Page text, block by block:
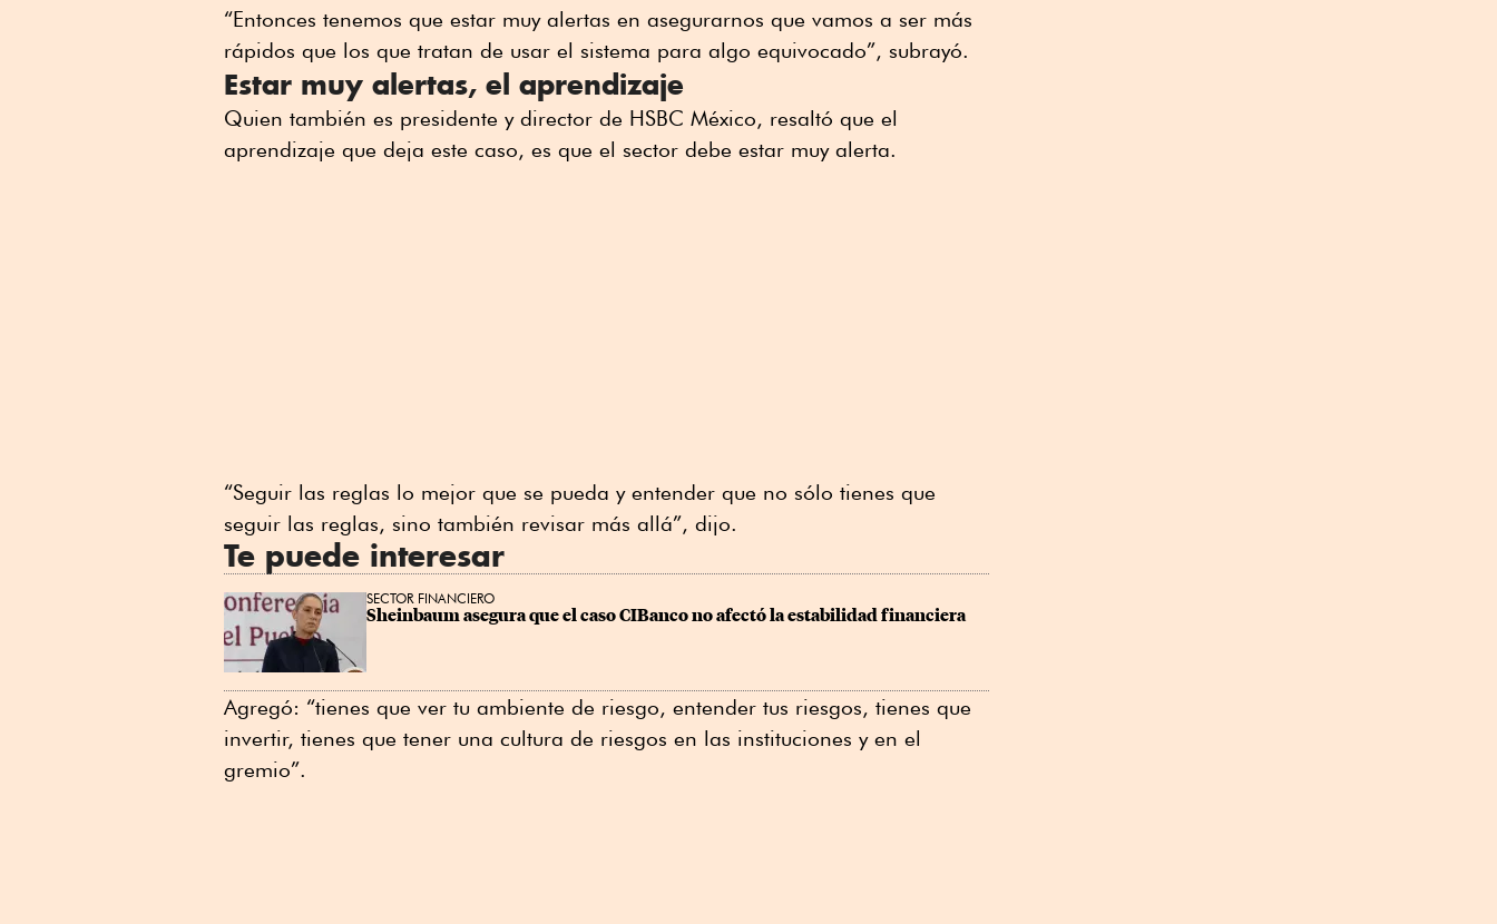
“Entonces tenemos que estar muy alertas en asegurarnos que vamos a ser más
rápidos que los que tratan de usar el sistema para algo equivocado”, subrayó.
Estar muy alertas, el aprendizaje
Quien también es presidente y director de HSBC México, resaltó que el
aprendizaje que deja este caso, es que el sector debe estar muy alerta.
“Seguir las reglas lo mejor que se pueda y entender que no sólo tienes que
seguir las reglas, sino también revisar más allá”, dijo.
Te puede interesar
SECTOR FINANCIERO
Sheinbaum asegura que el caso CIBanco no afectó la estabilidad financiera
Agregó: “tienes que ver tu ambiente de riesgo, entender tus riesgos, tienes que
invertir, tienes que tener una cultura de riesgos en las instituciones y en el
gremio”.